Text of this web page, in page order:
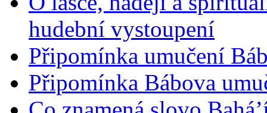
hudební vystoupení
Připomínka umučení
Připomínka Bábova